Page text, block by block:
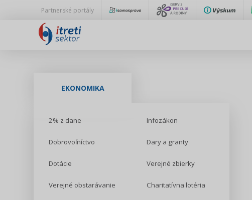
Partnerské portály
EKONOMIKA
2% z dane Infozákon
Dobrovoľníctvo Dary a granty
Dotácie Verejné zbierky
Verejné obstarávanie Charitatívna lotéria